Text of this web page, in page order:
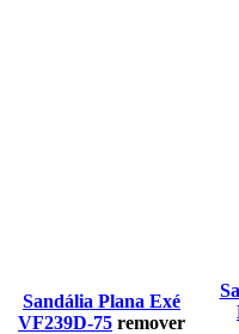
Sandália Plana Exé
VF239D-75 remover